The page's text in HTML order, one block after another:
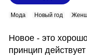
Мода Новый год
Новое - это
принцип